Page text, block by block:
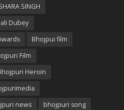
SINGH
Dubey
Bhojpui film
Film
Heroin
news
bhojpuri song